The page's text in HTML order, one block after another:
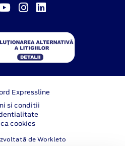
Expressline
si conditii
cookies
de Workleto